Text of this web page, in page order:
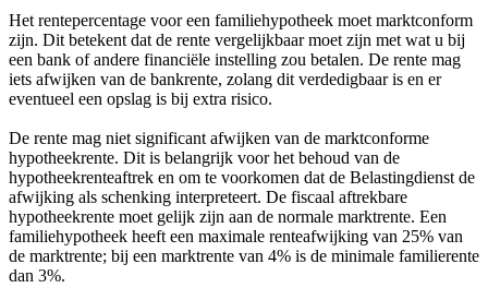
Het rentepercentage voor een familiehypotheek moet marktconform
zijn. Dit betekent dat de rente vergelijkbaar moet zijn met wat u bij
een bank of andere financiële instelling zou betalen. De rente mag
iets afwijken van de bankrente, zolang dit verdedigbaar is en er
eventueel een opslag is bij extra risico.
De rente mag niet significant afwijken van de marktconforme
hypotheekrente. Dit is belangrijk voor het behoud van de
hypotheekrenteaftrek en om te voorkomen dat de Belastingdienst de
afwijking als schenking interpreteert. De fiscaal aftrekbare
hypotheekrente moet gelijk zijn aan de normale marktrente. Een
familiehypotheek heeft een maximale renteafwijking van 25% van
de marktrente; bij een marktrente van 4% is de minimale familierente
dan 3%.